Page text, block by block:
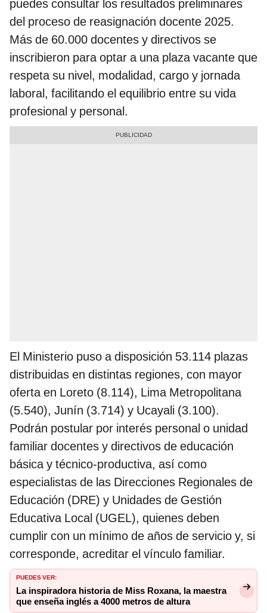
puedes consultar los resultados preliminares
del proceso de reasignación docente 2025.
Más de 60.000 docentes y directivos se
inscribieron para optar a una plaza vacante que
respeta su nivel, modalidad, cargo y jornada
laboral, facilitando el equilibrio entre su vida
profesional y personal.
El Ministerio puso a disposición 53.114 plazas
distribuidas en distintas regiones, con mayor
oferta en Loreto (8.114), Lima Metropolitana
(5.540), Junín (3.714) y Ucayali (3.100).
Podrán postular por interés personal o unidad
familiar docentes y directivos de educación
básica y técnico-productiva, así como
especialistas de las Direcciones Regionales de
Educación (DRE) y Unidades de Gestión
Educativa Local (UGEL), quienes deben
cumplir con un mínimo de años de servicio y, si
corresponde, acreditar el vínculo familiar.
PUEDES VER:
La inspiradora historia de Miss Roxana, la maestra
que enseña inglés a 4000 metros de altura